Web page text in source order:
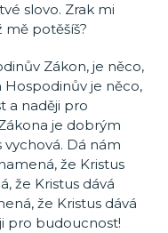
slovo. Zrak mi
mě potěšíš?
Zákon, je něco,
Hospodinův je něco,
a naději pro
je dobrým
Dá nám
že Kristus
že Kristus dává
že Kristus dává
pro budoucnost!